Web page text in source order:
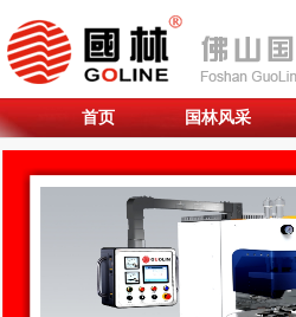
首页 国林风采